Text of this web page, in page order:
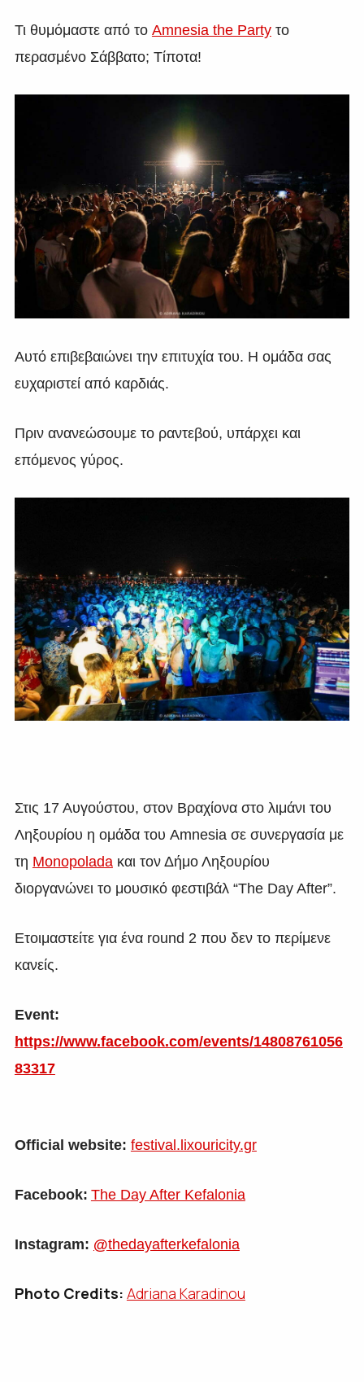
Τι θυμόμαστε από το Amnesia the Partyτο
περασμένο Σάββατο; Τίποτα!
Αυτό επιβεβαιώνει την επιτυχία του. Η ομάδα σας
ευχαριστεί από καρδιάς.
Πριν ανανεώσουμε το ραντεβού, υπάρχει και
επόμενος γύρος.
Στις 17 Αυγούστου, στον Βραχίονα στο λιμάνι του
Ληξουρίου η ομάδα του Amnesia σε συνεργασία με
τη Monopoladaκαι τον Δήμο Ληξουρίου
διοργανώνει το μουσικό φεστιβάλ “The Day After”.
Ετοιμαστείτε για ένα round 2 που δεν το περίμενε
κανείς.
Event:
https://www.facebook.com/events/14808761056
83317
Official website: festival.lixouricity.gr
Facebook: The Day After Kefalonia
Instagram: @thedayafterkefalonia
Photo Credits: Adriana Karadinou